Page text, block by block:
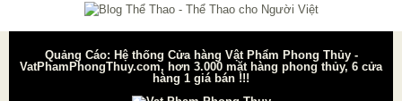
Quảng Cáo: Hệ thống Cửa hàng Vật Phẩm Phong Thủy -
VatPhamPhongThuy.com, hơn 3.000 mặt hàng phong thủy, 6 cửa
hàng 1 giá bán !!!